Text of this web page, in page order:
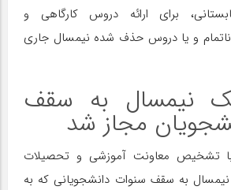
برای ارائه دروس کارگاهی و
و یا دروس حذف شده نیمسال جاری
نیمسال به سقف
مجاز شد
تشخیص معاونت آموزشی و تحصیلات
به سقف سنوات دانشجویانی که به